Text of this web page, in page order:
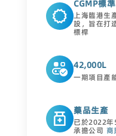
CGMP標準
上海臨港生
設，旨在打
標桿
42,000L
一期項目產
藥品生產
已於2022年
承擔公司 商